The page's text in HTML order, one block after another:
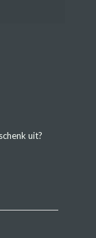
uit?